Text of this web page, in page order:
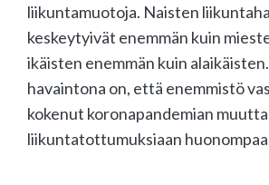
liikuntamuotoja. Naisten
keskeytyivät enemmän kuin
ikäisten enemmän kuin
havaintona on, että enemmistö
kokenut koronapandemian
liikuntatottumuksiaan